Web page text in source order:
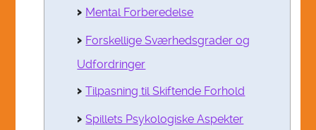
CL 202-COMMUNICATIONS & LOGISTICS
ZESTOPP12.0 DEVICE
DE 404-DATA & EDUCATION
E 505-ENGINEERING
FA 606-FASHIONS & ACCESSORIES
Mental Forberedelse
Forskellige Sværhedsgrader og
Udfordringer
Tilpasning til Skiftende Forhold
Spillets Psykologiske Aspekter